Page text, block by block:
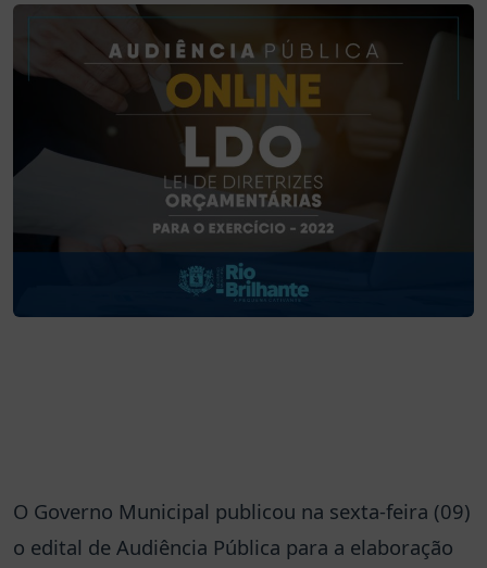
O Governo Municipal publicou na sexta-feira (09)
o edital de Audiência Pública para a elaboração